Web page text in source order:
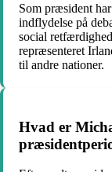
Som præsident
indflydelse på
social
repræsenteret
til andre nationer.
Hvad er